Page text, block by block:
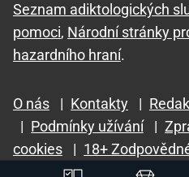
Seznam adiktologických
pomoci, Národní stránky
hazardního hraní.
O nás | Kontakty |
| Podmínky užívání |
cookies
| 18+
GTO Solutions, s.r.o.